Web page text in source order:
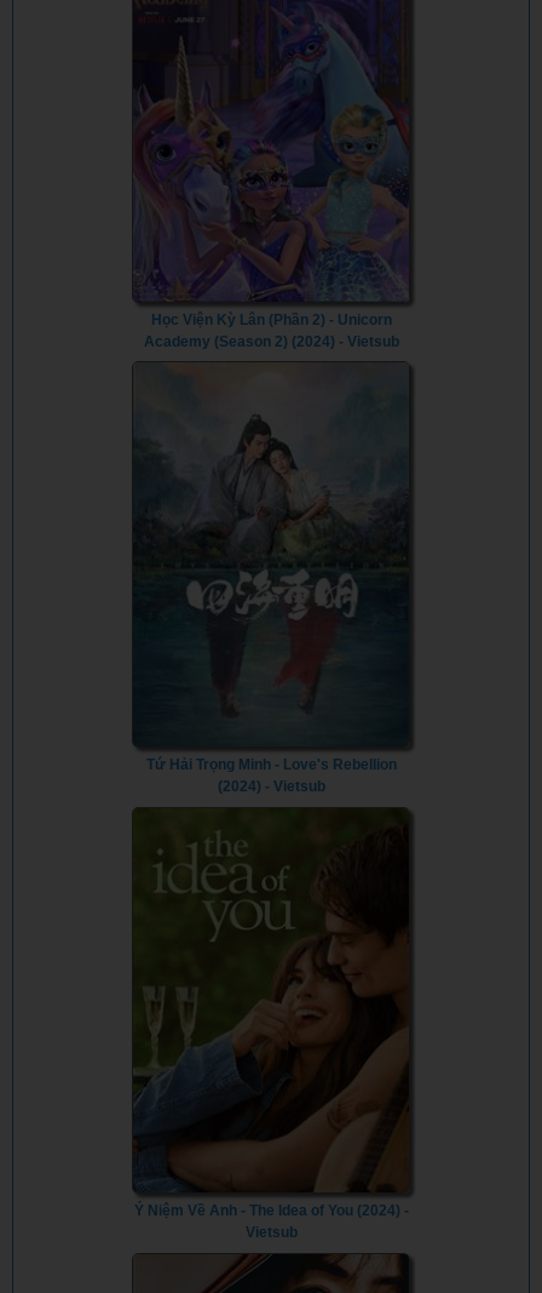
Học Viện Kỳ Lân (Phần 2) - Unicorn
Academy (Season 2) (2024) - Vietsub
Tứ Hải Trọng Minh - Love's Rebellion
(2024) - Vietsub
Ý Niệm Về Anh - The Idea of You (2024) -
Vietsub